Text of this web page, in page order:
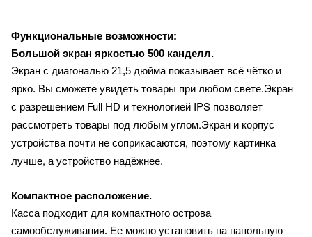
Функциональные возможности:
Большой экран яркостью 500 канделл.
Экран с диагональю 21,5 дюйма показывает всё чётко и
ярко. Вы сможете увидеть товары при любом свете.Экран
с разрешением Full HD и технологией IPS позволяет
рассмотреть товары под любым углом.Экран и корпус
устройства почти не соприкасаются, поэтому картинка
лучше, а устройство надёжнее.
Компактное расположение.
Касса подходит для компактного острова
самообслуживания. Ее можно установить на напольную